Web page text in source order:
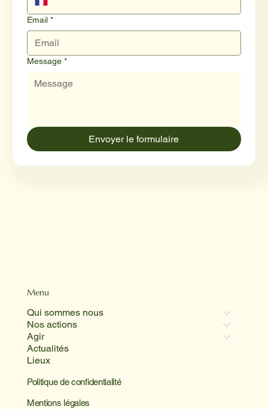
Menu
Qui sommes nous
Nos actions
Agir
Actualités
Lieux
Politique de confidentialité
Mentions légales
Email *
Message *
Envoyer le formulaire